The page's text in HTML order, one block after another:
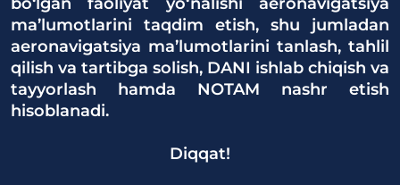
ma’lumotlarini taqdim etish, shu jumladan
aeronavigatsiya ma’lumotlarini tanlash, tahlil
qilish va tartibga solish, DANI ishlab chiqish va
tayyorlash hamda NOTAM nashr etish
hisoblanadi.
Diqqat!